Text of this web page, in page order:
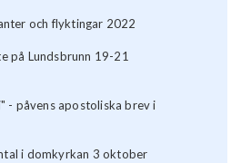
och flyktingar 2022
på Lundsbrunn 19-21
- påvens apostoliska brev i
i domkyrkan 3 oktober